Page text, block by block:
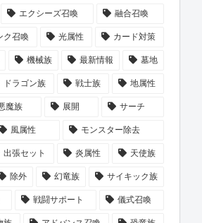
エクシーズ召喚 融合召喚
ク召喚 光属性 カード対策
機械族 最新情報 墓地
ドラゴン族 戦士族 地属性
魔族 展開 サーチ
風属性 モンスター除去
出張セット 炎属性 天使族
除外 幻竜族 サイキック族
戦闘サポート 儀式召喚